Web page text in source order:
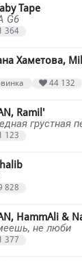
Tape
G6
364
Хаметова,
44 132
Ramil'
грустная
123
828
HammAli &
не люби
377